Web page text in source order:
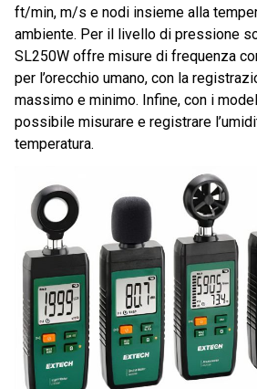
ft/min, m/s e nodi insieme alla
ambiente. Per il livello di pressione
SL250W offre misure di frequenza
per l’orecchio umano, con la
massimo e minimo. Infine, con i
possibile misurare e registrare
temperatura.